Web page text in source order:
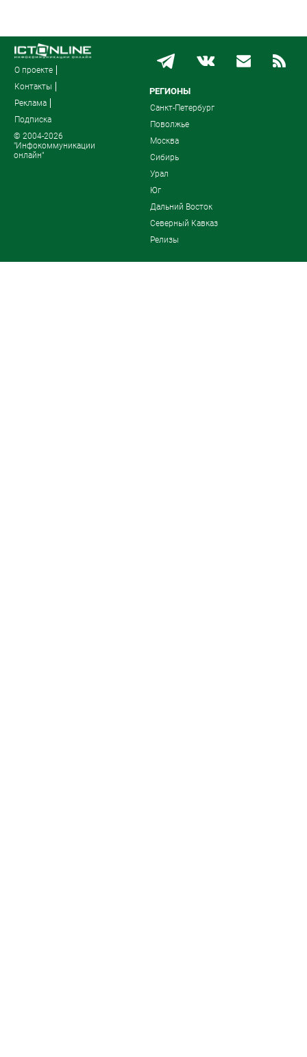
О проекте
Контакты
Реклама
Подписка
© 2004-2026
"Инфокоммуникации
онлайн"
РЕГИОНЫ
Санкт-Петербург
Поволжье
Москва
Сибирь
Урал
Юг
Дальний Восток
Северный Кавказ
Релизы